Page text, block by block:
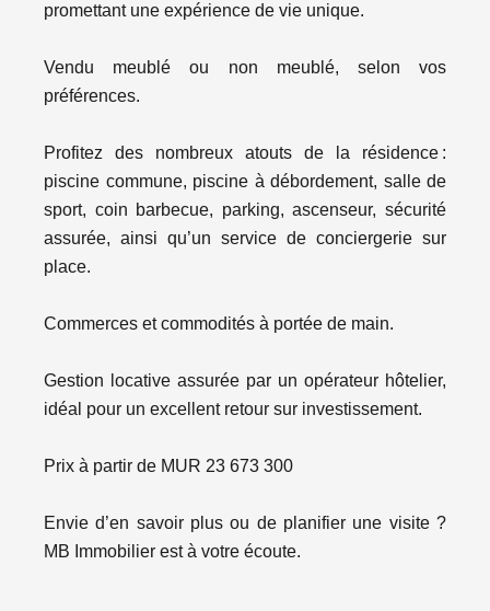
promettant une expérience de vie unique.
Vendu meublé ou non meublé, selon vos
préférences.
Profitez des nombreux atouts de la résidence :
piscine commune, piscine à débordement, salle de
sport, coin barbecue, parking, ascenseur, sécurité
assurée, ainsi qu’un service de conciergerie sur
place.
Commerces et commodités à portée de main.
Gestion locative assurée par un opérateur hôtelier,
idéal pour un excellent retour sur investissement.
Prix à partir de MUR 23 673 300
Envie d’en savoir plus ou de planifier une visite ?
MB Immobilier est à votre écoute.